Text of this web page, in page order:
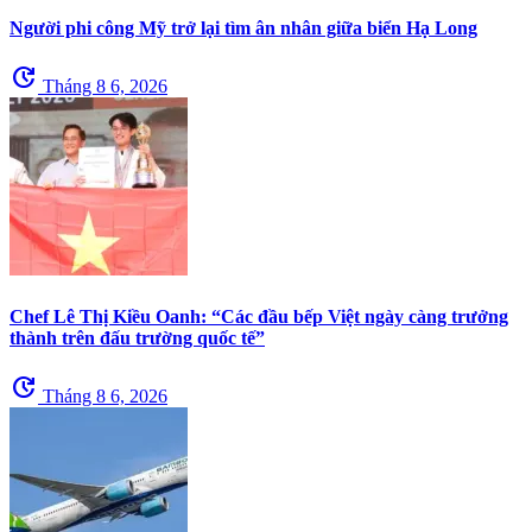
Người phi công Mỹ trở lại tìm ân nhân giữa biển Hạ Long
update Tháng 8 6, 2026
Chef Lê Thị Kiều Oanh: “Các đầu bếp Việt ngày càng trưởng
thành trên đấu trường quốc tế”
update Tháng 8 6, 2026